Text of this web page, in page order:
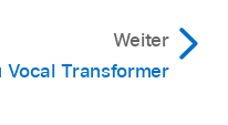
Weiter
Vocal Transformer